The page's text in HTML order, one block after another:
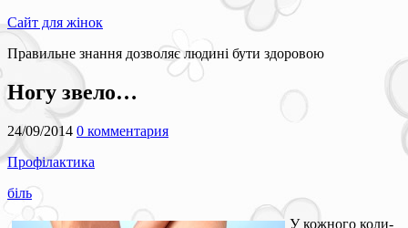
Сайт для жінок
Правильне знання дозволяє людині бути здоровою
Ногу звело…
24/09/2014 0 комментария
Профілактика
біль
У кожного коли-